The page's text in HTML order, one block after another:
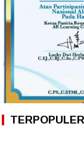
TERPOPULER